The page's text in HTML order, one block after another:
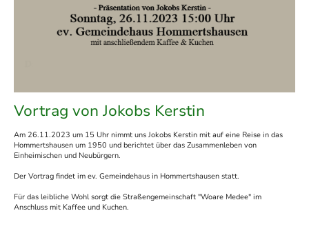
Vortrag von Jokobs Kerstin
Am 26.11.2023 um 15 Uhr nimmt uns Jokobs Kerstin mit auf eine Reise in das
Hommertshausen um 1950 und berichtet über das Zusammenleben von
Einheimischen und Neubürgern.
Der Vortrag findet im ev. Gemeindehaus in Hommertshausen statt.
Für das leibliche Wohl sorgt die Straßengemeinschaft "Woare Medee" im
Anschluss mit Kaffee und Kuchen.